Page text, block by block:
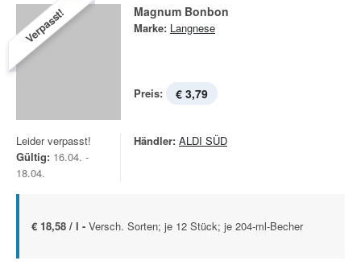
Verpasst! Magnum Bonbon
Marke: Langnese
Preis: € 3,79
Leider verpasst!
Gültig: 16.04. -
18.04.
Händler: ALDI SÜD
€ 18,58 / l - Versch. Sorten; je 12 Stück; je 204-ml-Becher